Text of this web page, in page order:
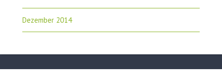
Dezember 2014